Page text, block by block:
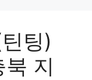
팅)
지